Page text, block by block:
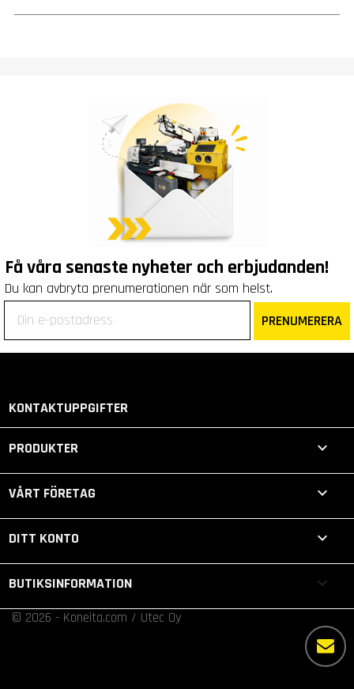
Få våra senaste nyheter och erbjudanden!
Du kan avbryta prenumerationen när som helst.
PRENUMERERA
KONTAKTUPPGIFTER
PRODUKTER 
VÅRT FÖRETAG 
DITT KONTO 
BUTIKSINFORMATION keyboard_arrow_down
© 2026 - Koneita.com / Utec Oy